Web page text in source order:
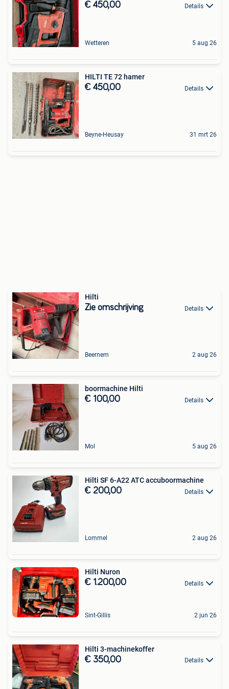
€ 450,00 Details
Wetteren 5 aug 26
HILTI TE 72 hamer
€ 450,00 Details
Beyne-Heusay 31 mrt 26
Hilti
Zie omschrijving Details
Beernem 2 aug 26
boormachine Hilti
€ 100,00 Details
Mol 5 aug 26
Hilti SF 6-A22 ATC accuboormachine
€ 200,00 Details
Lommel 2 aug 26
Hilti Nuron
€ 1.200,00 Details
Sint-Gillis 2 jun 26
Hilti 3-machinekoffer
€ 350,00 Details